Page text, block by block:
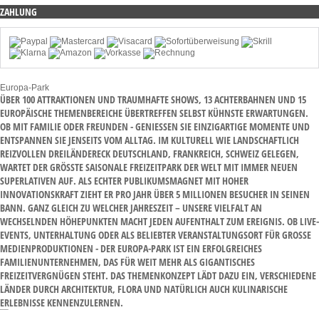
ZAHLUNG
Europa-Park
ÜBER 100 ATTRAKTIONEN UND TRAUMHAFTE SHOWS, 13 ACHTERBAHNEN UND 15
EUROPÄISCHE THEMENBEREICHE ÜBERTREFFEN SELBST KÜHNSTE ERWARTUNGEN.
OB MIT FAMILIE ODER FREUNDEN - GENIESSEN SIE EINZIGARTIGE MOMENTE UND E
NTSPANNEN SIE JENSEITS VOM ALLTAG. IM KULTURELL WIE LANDSCHAFTLICH R
EIZVOLLEN DREILÄNDERECK DEUTSCHLAND, FRANKREICH, SCHWEIZ GELEGEN, W
ARTET DER GRÖSSTE SAISONALE FREIZEITPARK DER WELT MIT IMMER NEUEN SU
PERLATIVEN AUF. ALS ECHTER PUBLIKUMSMAGNET MIT HOHER IN
NOVATIONSKRAFT ZIEHT ER PRO JAHR ÜBER 5 MILLIONEN BESUCHER IN SEINEN BA
NN. GANZ GLEICH ZU WELCHER JAHRESZEIT – UNSERE VIELFALT AN WE
CHSELNDEN HÖHEPUNKTEN MACHT JEDEN AUFENTHALT ZUM EREIGNIS. OB LIVE-EV
ENTS, UNTERHALTUNG ODER ALS BELIEBTER VERANSTALTUNGSORT FÜR GROSSE MED
IENPRODUKTIONEN - DER EUROPA-PARK IST EIN ERFOLGREICHES FAM
ILIENUNTERNEHMEN, DAS FÜR WEIT MEHR ALS GIGANTISCHES FRE
IZEITVERGNÜGEN STEHT. DAS THEMENKONZEPT LÄDT DAZU EIN, VERSCHIEDENE LÄN
DER DURCH ARCHITEKTUR, FLORA UND NATÜRLICH AUCH KULINARISCHE ERL
EBNISSE KENNENZULERNEN.